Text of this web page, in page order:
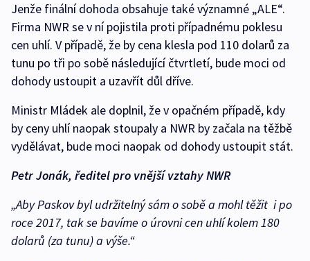
Jenže finální dohoda obsahuje také významné „ALE“.
Firma NWR se v ní pojistila proti případnému poklesu
cen uhlí. V případě, že by cena klesla pod 110 dolarů za
tunu po tři po sobě následující čtvrtletí, bude moci od
dohody ustoupit a uzavřít důl dříve.
Ministr Mládek ale doplnil, že v opačném případě, kdy
by ceny uhlí naopak stoupaly a NWR by začala na těžbě
vydělávat, bude moci naopak od dohody ustoupit stát.
Petr Jonák, ředitel pro vnější vztahy NWR
„Aby Paskov byl udržitelný sám o sobě a mohl těžit i po
roce 2017, tak se bavíme o úrovni cen uhlí kolem 180
dolarů (za tunu) a výše.“